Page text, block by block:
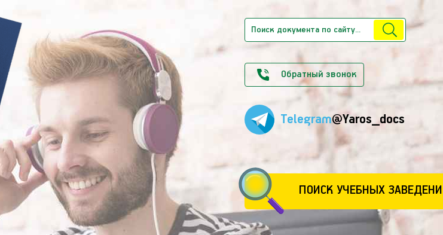
Обратный звонок
Telegram@Yaros_docs
ПОИСК УЧЕБНЫХ